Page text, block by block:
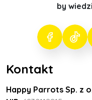
by
Kontakt
Happy Parrots Sp. z